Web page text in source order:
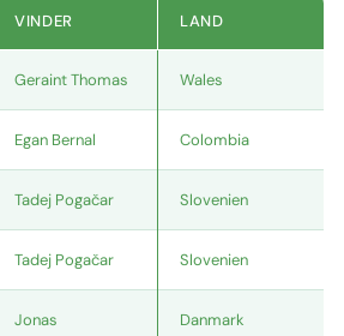
VINDER LAND
Geraint Thomas Wales
Egan Bernal Colombia
Tadej Pogačar Slovenien
Tadej Pogačar Slovenien
Jonas
Danmark